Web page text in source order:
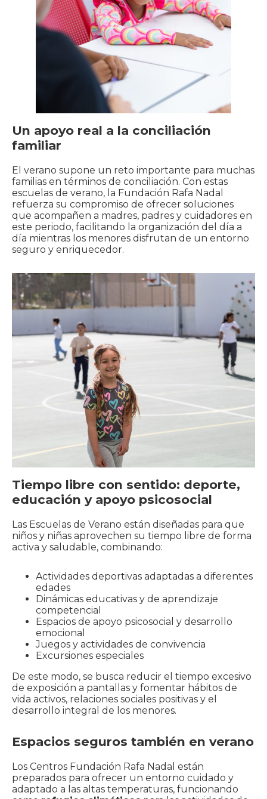
Un apoyo real a la conciliación
familiar
El verano supone un reto importante para muchas
familias en términos de conciliación. Con estas
escuelas de verano, la Fundación Rafa Nadal
refuerza su compromiso de ofrecer soluciones
que acompañen a madres, padres y cuidadores en
este periodo, facilitando la organización del día a
día mientras los menores disfrutan de un entorno
seguro y enriquecedor.
Tiempo libre con sentido: deporte,
educación y apoyo psicosocial
Las Escuelas de Verano están diseñadas para que
niños y niñas aprovechen su tiempo libre de forma
activa y saludable, combinando:
Actividades deportivas adaptadas a diferentes
edades
Dinámicas educativas y de aprendizaje
competencial
Espacios de apoyo psicosocial y desarrollo
emocional
Juegos y actividades de convivencia
Excursiones especiales
De este modo, se busca reducir el tiempo excesivo
de exposición a pantallas y fomentar hábitos de
vida activos, relaciones sociales positivas y el
desarrollo integral de los menores.
Espacios seguros también en verano
Los Centros Fundación Rafa Nadal están
preparados para ofrecer un entorno cuidado y
adaptado a las altas temperaturas, funcionando